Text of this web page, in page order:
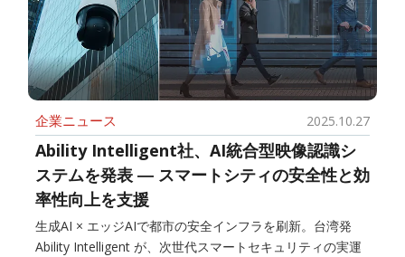
企業ニュース 2025.10.27
Ability Intelligent社、AI統合型映像認識シ
ステムを発表 ― スマートシティの安全性と効
率性向上を支援
生成AI × エッジAIで都市の安全インフラを刷新。台湾発
Ability Intelligent が、次世代スマートセキュリティの実運